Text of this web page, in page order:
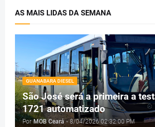
AS MAIS LIDAS DA SEMANA
GUANABARA DIESEL
São José será a primeira a
1721 automatizado
Por MOB Ceará - 8/04/2026 02:32:00 PM